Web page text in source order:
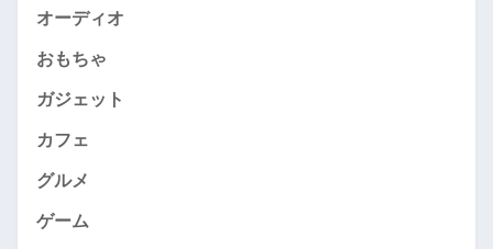
オーディオ
おもちゃ
ガジェット
カフェ
グルメ
ゲーム